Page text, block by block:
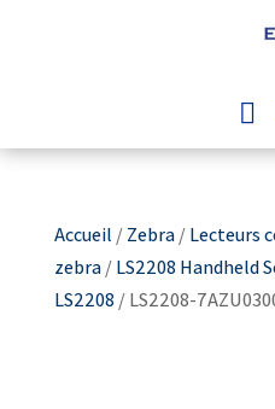
Accueil /Zebra/Lecteurs
zebra/LS2208 Handheld
LS2208 / LS2208-